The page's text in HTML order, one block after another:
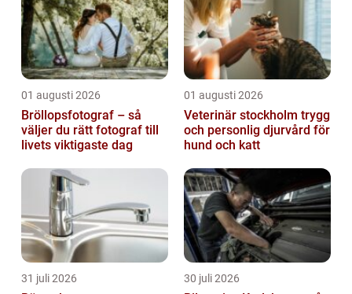
01 augusti 2026
Bröllopsfotograf – så
väljer du rätt fotograf till
livets viktigaste dag
01 augusti 2026
Veterinär stockholm trygg
och personlig djurvård för
hund och katt
31 juli 2026 30 juli 2026